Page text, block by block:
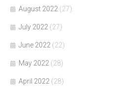
August 2022 (27)
July 2022 (27)
June 2022 (22)
May 2022 (28)
April 2022 (28)